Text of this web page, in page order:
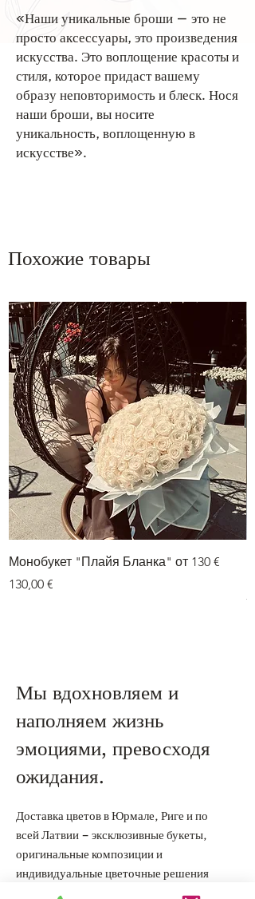
«Наши уникальные броши — это не
просто аксессуары, это произведения
искусства. Это воплощение красоты и
стиля, которое придаст вашему
образу неповторимость и блеск. Нося
наши броши, вы носите
уникальность, воплощенную в
искусстве».
Похожие товары
Монобукет "Плайя Бланка" от 130 €
Цена
130,00 €
Мы вдохновляем и
наполняем жизнь
эмоциями, превосходя
ожидания.
Доставка цветов в Юрмале, Риге и по
всей Латвии – эксклюзивные букеты,
оригинальные композиции и
индивидуальные цветочные решения
для особых моментов.